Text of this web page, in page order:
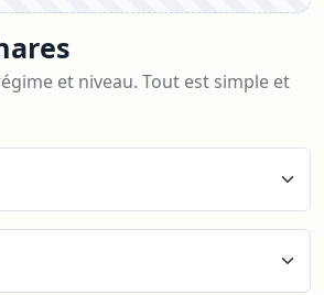
et niveau. Tout est simple et